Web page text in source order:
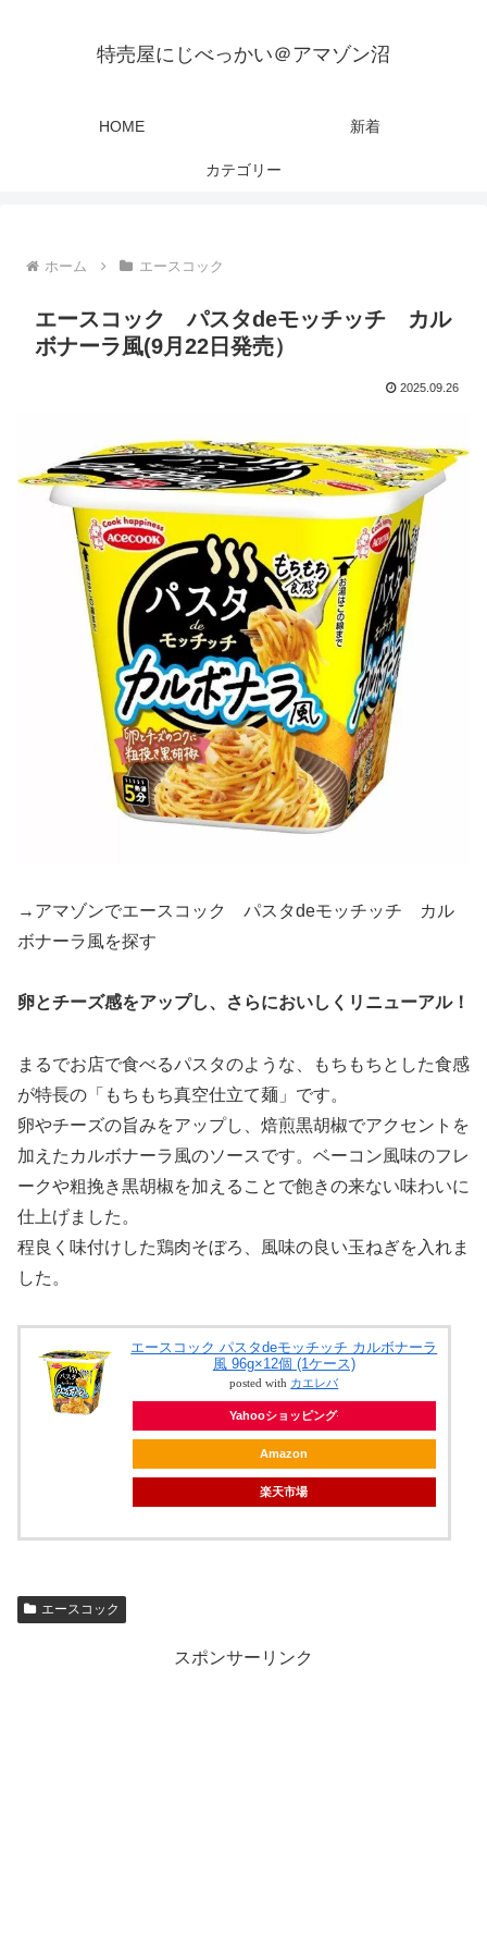
特売屋にじべっかい＠アマゾン沼
HOME 新着
カテゴリー
ホーム エースコック
エースコック パスタdeモッチッチ カル
ボナーラ風(9月22日発売）
2025.09.26
→アマゾンでエースコック パスタdeモッチッチ カル
ボナーラ風を探す
卵とチーズ感をアップし、さらにおいしくリニューアル！
まるでお店で食べるパスタのような、もちもちとした食感
が特長の「もちもち真空仕立て麺」です。
卵やチーズの旨みをアップし、焙煎黒胡椒でアクセントを
加えたカルボナーラ風のソースです。ベーコン風味のフレ
ークや粗挽き黒胡椒を加えることで飽きの来ない味わいに
仕上げました。
程良く味付けした鶏肉そぼろ、風味の良い玉ねぎを入れま
した。
エースコック パスタdeモッチッチ カルボナーラ
風 96g×12個 (1ケース)
posted with カエレバ
Yahooショッピング
Amazon
楽天市場
エースコック
スポンサーリンク